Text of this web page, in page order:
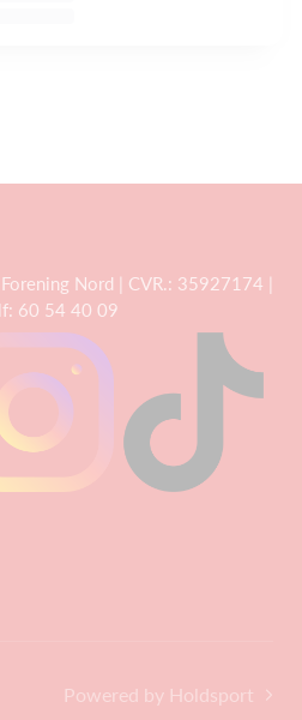
Nord | CVR.: 35927174 |
60 54 40 09
Powered by Holdsport